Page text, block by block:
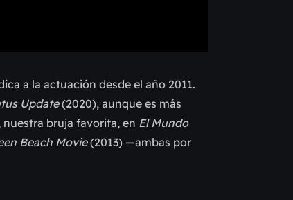
a la actuación desde el año 2011.
Update(2020), aunque es más
bruja favorita, en El Mundo
Beach Movie(2013) —ambas por